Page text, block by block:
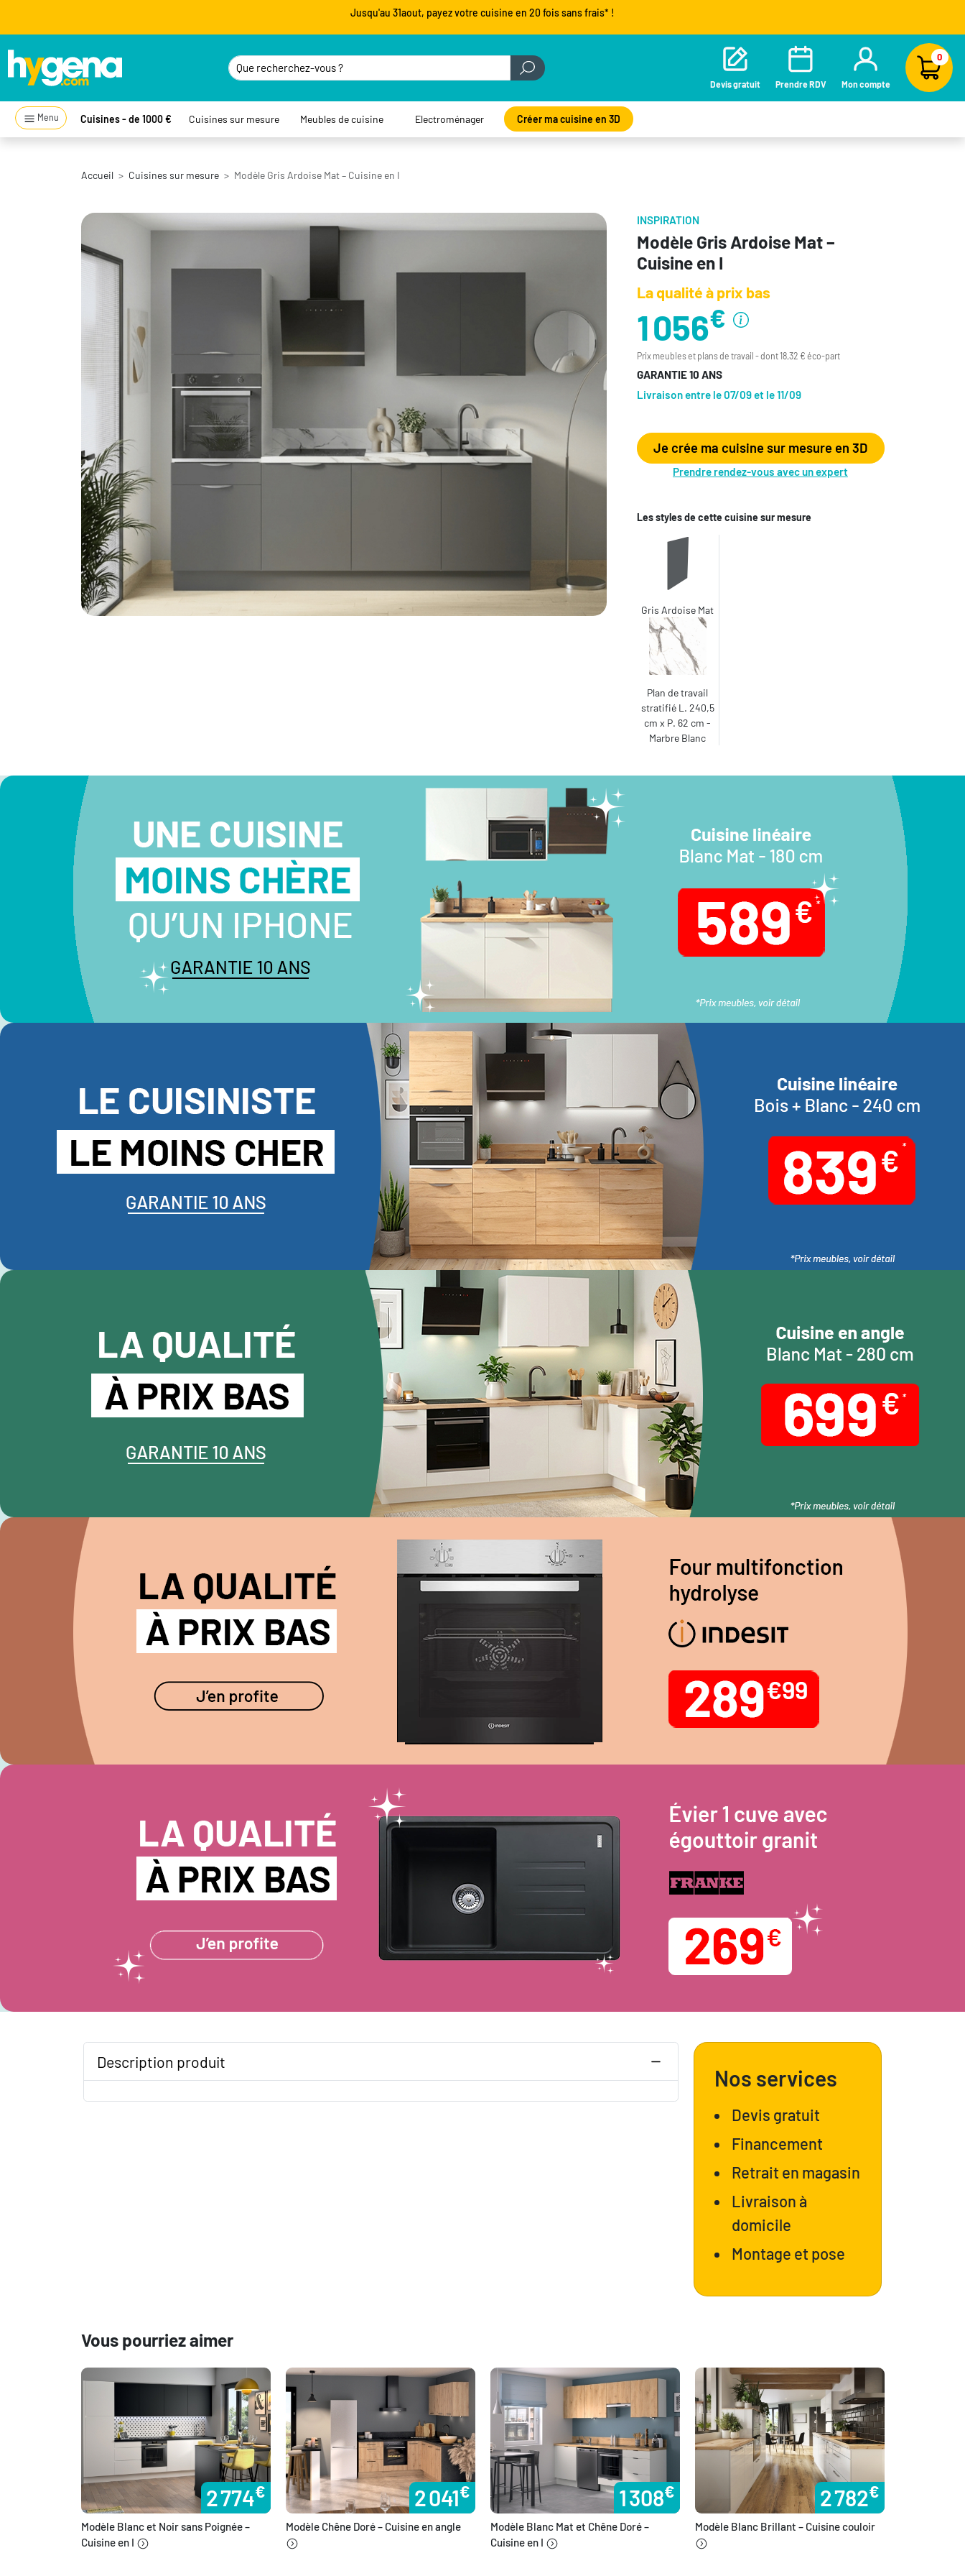
Jusqu'au 31aout, payez votre cuisine en 20 fois sans frais* !
Devis gratuit Prendre RDV Mon compte
0
Menu Cuisines - de 1000 € Cuisines sur mesure Meubles de cuisine Electroménager Créer ma cuisine en 3D
Accueil Cuisines sur mesure Modèle Gris Ardoise Mat – Cuisine en I
INSPIRATION
Modèle Gris Ardoise Mat –
Cuisine en I
La qualité à prix bas
1 056€
Prix meubles et plans de travail - dont 18,32 € éco-part
GARANTIE 10 ANS
Livraison entre le 07/09 et le 11/09
Je crée ma cuisine sur mesure en 3D
Prendre rendez-vous avec un expert
Les styles de cette cuisine sur mesure
Gris Ardoise Mat
Plan de travail
stratifié L. 240,5
cm x P. 62 cm -
Marbre Blanc
Description produit
Nos services
Devis gratuit
Financement
Retrait en magasin
Livraison à
domicile
Montage et pose
Vous pourriez aimer
2 774€
Modèle Blanc et Noir sans Poignée –
Cuisine en I
2 041€
Modèle Chêne Doré – Cuisine en angle
1 308€
Modèle Blanc Mat et Chêne Doré –
Cuisine en I
2 782€
Modèle Blanc Brillant – Cuisine couloir